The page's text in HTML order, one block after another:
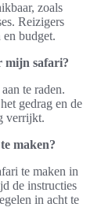
zoals
Reizigers
budget.
mijn safari?
te raden.
gedrag en de
verrijkt.
maken?
te maken in
de instructies
in acht te